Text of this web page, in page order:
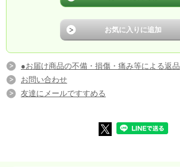
●お届け商品の不備・損傷・痛み等による返品
お問い合わせ
友達にメールですすめる